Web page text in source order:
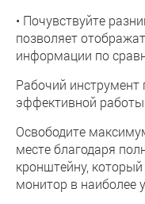
• Почувствуйте
позволяет
информации по
Рабочий
эффективной работы
Освободите
месте благодаря
кронштейну,
монитор в наиболее